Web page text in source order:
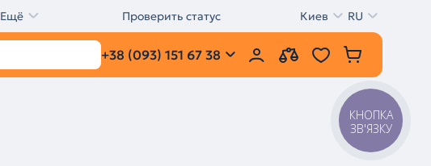
Ещё Проверить статус Киев RU
+38 (093) 151 67 38
КНОПКА
ЗВ'ЯЗКУ